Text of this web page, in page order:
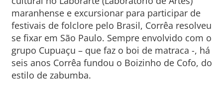
maranhense e excursionar para participar de
festivais de folclore pelo Brasil, Corrêa resolveu
se fixar em São Paulo. Sempre envolvido com o
grupo Cupuaçu – que faz o boi de matraca -, há
seis anos Corrêa fundou o Boizinho de Cofo, do
estilo de zabumba.